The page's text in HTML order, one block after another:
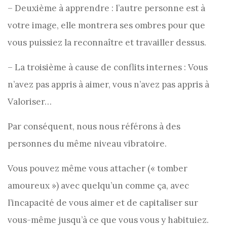
– Deuxième à apprendre : l’autre personne est à
votre image, elle montrera ses ombres pour que
vous puissiez la reconnaître et travailler dessus.
– La troisième à cause de conflits internes : Vous
n’avez pas appris à aimer, vous n’avez pas appris à
Valoriser…
Par conséquent, nous nous référons à des
personnes du même niveau vibratoire.
Vous pouvez même vous attacher (« tomber
amoureux ») avec quelqu’un comme ça, avec
l’incapacité de vous aimer et de capitaliser sur
vous-même jusqu’à ce que vous vous y habituiez.